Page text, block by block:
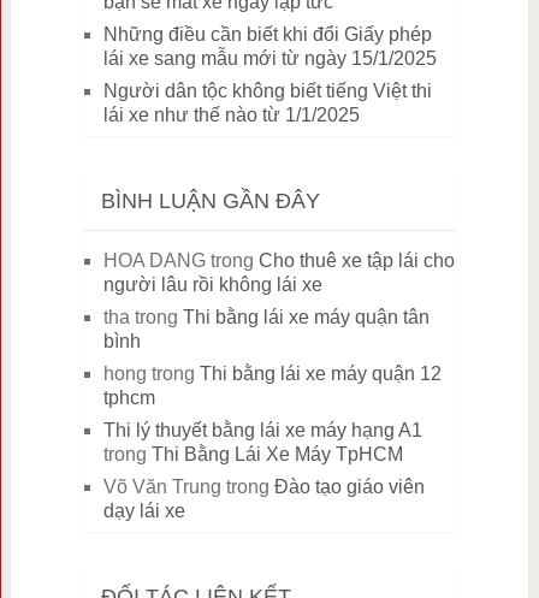
Những điều cần biết khi đổi Giấy phép
lái xe sang mẫu mới từ ngày 15/1/2025
Người dân tộc không biết tiếng Việt thi
lái xe như thế nào từ 1/1/2025
BÌNH LUẬN GẦN ĐÂY
HOA DANGtrong Cho thuê xe tập lái cho
người lâu rồi không lái xe
tha trong Thi bằng lái xe máy quận tân
bình
hong trong Thi bằng lái xe máy quận 12
tphcm
Thi lý thuyết bằng lái xe máy hạng A1
trong Thi Bằng Lái Xe Máy TpHCM
Võ Văn Trung trong Đào tạo giáo viên
dạy lái xe